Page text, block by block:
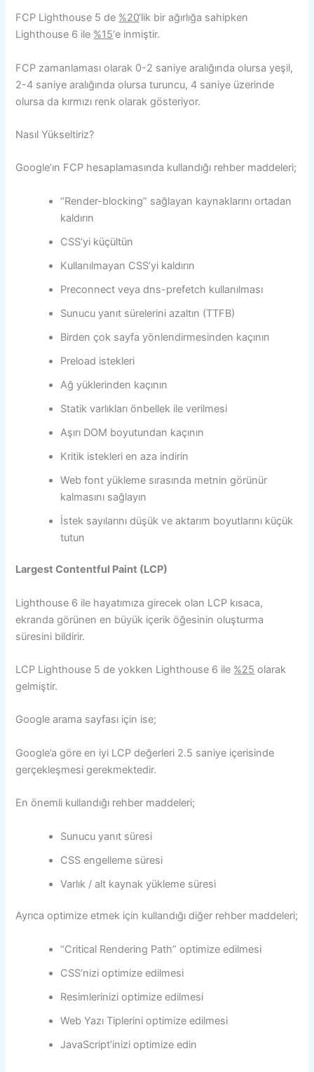
FCP Lighthouse 5 de %20‘lik bir ağırlığa sahipken
Lighthouse 6 ile %15‘e inmiştir.
FCP zamanlaması olarak 0-2 saniye aralığında olursa yeşil,
2-4 saniye aralığında olursa turuncu, 4 saniye üzerinde
olursa da kırmızı renk olarak gösteriyor.
Nasıl Yükseltiriz?
Google’ın FCP hesaplamasında kullandığı rehber maddeleri;
“Render-blocking” sağlayan kaynaklarını ortadan
kaldırın
CSS’yi küçültün
Kullanılmayan CSS’yi kaldırın
Preconnect veya dns-prefetch kullanılması
Sunucu yanıt sürelerini azaltın (TTFB)
Birden çok sayfa yönlendirmesinden kaçının
Preload istekleri
Ağ yüklerinden kaçının
Statik varlıkları önbellek ile verilmesi
Aşırı DOM boyutundan kaçının
Kritik istekleri en aza indirin
Web font yükleme sırasında metnin görünür
kalmasını sağlayın
İstek sayılarını düşük ve aktarım boyutlarını küçük
tutun
Largest Contentful Paint (LCP)
Lighthouse 6 ile hayatımıza girecek olan LCP kısaca,
ekranda görünen en büyük içerik öğesinin oluşturma
süresini bildirir.
LCP Lighthouse 5 de yokken Lighthouse 6 ile %25 olarak
gelmiştir.
Google arama sayfası için ise;
Google’a göre en iyi LCP değerleri 2.5 saniye içerisinde
gerçekleşmesi gerekmektedir.
En önemli kullandığı rehber maddeleri;
Sunucu yanıt süresi
CSS engelleme süresi
Varlık / alt kaynak yükleme süresi
Ayrıca optimize etmek için kullandığı diğer rehber maddeleri;
“Critical Rendering Path” optimize edilmesi
CSS’nizi optimize edilmesi
Resimlerinizi optimize edilmesi
Web Yazı Tiplerini optimize edilmesi
JavaScript’inizi optimize edin